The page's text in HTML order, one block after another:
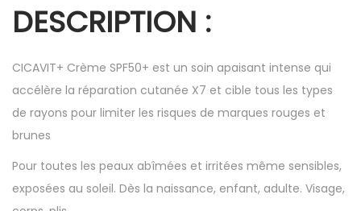
DESCRIPTION :
CICAVIT+ Crème SPF50+ est un soin apaisant intense qui
accélère la réparation cutanée X7 et cible tous les types
de rayons pour limiter les risques de marques rouges et
brunes
Pour toutes les peaux abîmées et irritées même sensibles,
exposées au soleil. Dès la naissance, enfant, adulte. Visage,